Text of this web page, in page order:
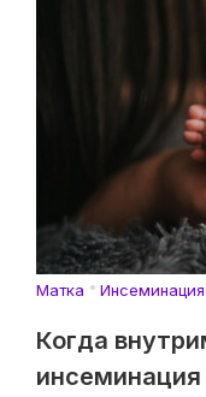
Матка Инсеминация
Когда